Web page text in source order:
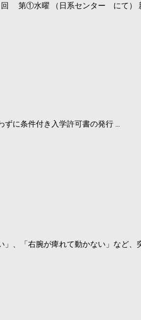
回 第①水曜 （日系センター にて）
ずに条件付き入学許可書の発行 ...
、「右腕が痺れて動かない」など、